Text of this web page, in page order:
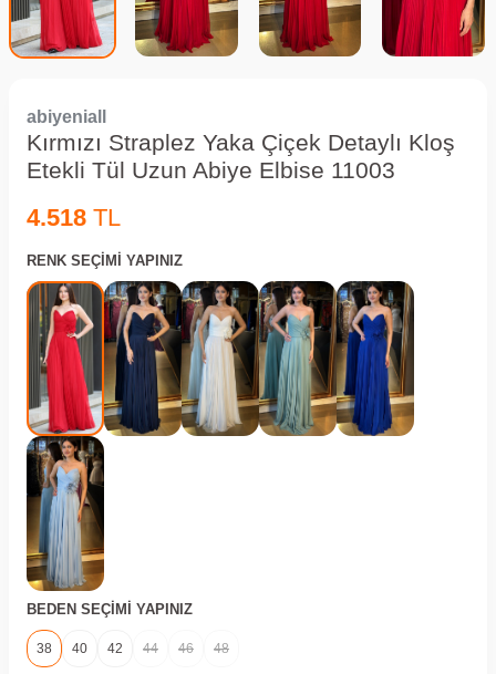
abiyeniall
Kırmızı Straplez Yaka Çiçek Detaylı Kloş
Etekli Tül Uzun Abiye Elbise 11003
4.518 TL
RENK SEÇIMI YAPINIZ
BEDEN SEÇIMI YAPINIZ
38 40 42 44 46 48